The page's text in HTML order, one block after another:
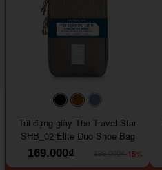
#000000#964B00
Túi đựng giày The Travel Star
SHB_02 Elite Duo Shoe Bag
169.000₫
-15%